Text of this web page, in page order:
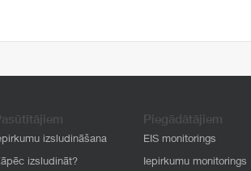
izsludināšana
izsludināt?
Piegādātājiem
EIS monitorings
Iepirkumu monitorings